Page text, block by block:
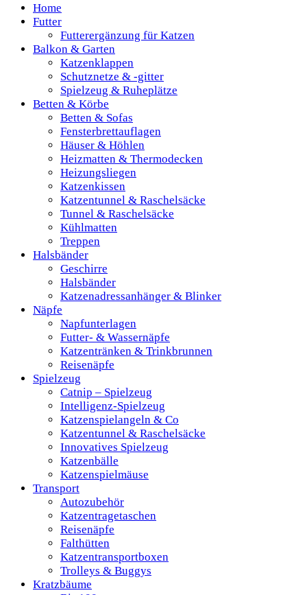
Home
Futter
Futterergänzung für Katzen
Balkon & Garten
Katzenklappen
Schutznetze & -gitter
Spielzeug & Ruheplätze
Betten & Körbe
Betten & Sofas
Fensterbrettauflagen
Häuser & Höhlen
Heizmatten & Thermodecken
Heizungsliegen
Katzenkissen
Katzentunnel & Raschelsäcke
Tunnel & Raschelsäcke
Kühlmatten
Treppen
Halsbänder
Geschirre
Halsbänder
Katzenadressanhänger & Blinker
Näpfe
Napfunterlagen
Futter- & Wassernäpfe
Katzentränken & Trinkbrunnen
Reisenäpfe
Spielzeug
Catnip – Spielzeug
Intelligenz-Spielzeug
Katzenspielangeln & Co
Katzentunnel & Raschelsäcke
Innovatives Spielzeug
Katzenbälle
Katzenspielmäuse
Transport
Autozubehör
Katzentragetaschen
Reisenäpfe
Falthütten
Katzentransportboxen
Trolleys & Buggys
Kratzbäume